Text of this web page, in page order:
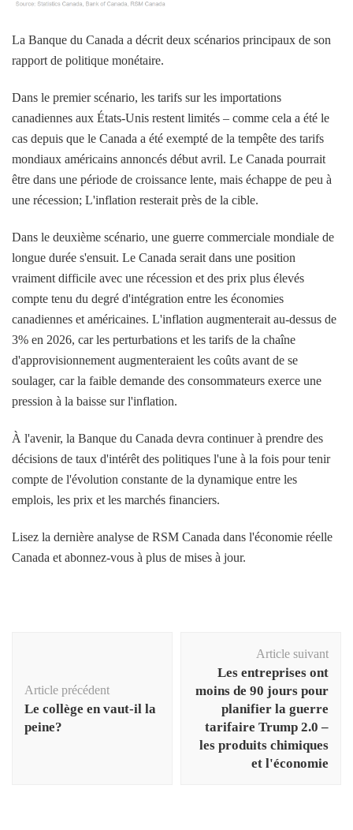
La Banque du Canada a décrit deux scénarios principaux de son
rapport de politique monétaire.
Dans le premier scénario, les tarifs sur les importations
canadiennes aux États-Unis restent limités – comme cela a été le
cas depuis que le Canada a été exempté de la tempête des tarifs
mondiaux américains annoncés début avril. Le Canada pourrait
être dans une période de croissance lente, mais échappe de peu à
une récession; L'inflation resterait près de la cible.
Dans le deuxième scénario, une guerre commerciale mondiale de
longue durée s'ensuit. Le Canada serait dans une position
vraiment difficile avec une récession et des prix plus élevés
compte tenu du degré d'intégration entre les économies
canadiennes et américaines. L'inflation augmenterait au-dessus de
3% en 2026, car les perturbations et les tarifs de la chaîne
d'approvisionnement augmenteraient les coûts avant de se
soulager, car la faible demande des consommateurs exerce une
pression à la baisse sur l'inflation.
À l'avenir, la Banque du Canada devra continuer à prendre des
décisions de taux d'intérêt des politiques l'une à la fois pour tenir
compte de l'évolution constante de la dynamique entre les
emplois, les prix et les marchés financiers.
Lisez la dernière analyse de RSM Canada dans l'économie réelle
Canada et abonnez-vous à plus de mises à jour.
Article précédent
Le collège en vaut-il la
peine?
Article suivant
Les entreprises ont
moins de 90 jours pour
planifier la guerre
tarifaire Trump 2.0 –
les produits chimiques
et l'économie